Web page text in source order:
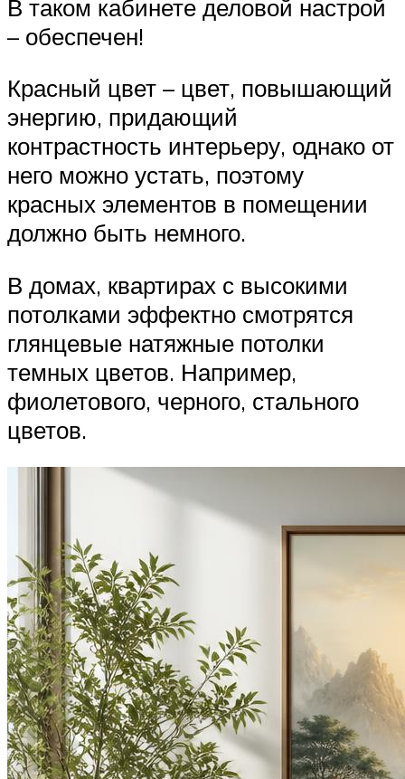
В таком кабинете деловой настрой
– обеспечен!
Красный цвет – цвет, повышающий
энергию, придающий
контрастность интерьеру, однако от
него можно устать, поэтому
красных элементов в помещении
должно быть немного.
В домах, квартирах с высокими
потолками эффектно смотрятся
глянцевые натяжные потолки
темных цветов. Например,
фиолетового, черного, стального
цветов.